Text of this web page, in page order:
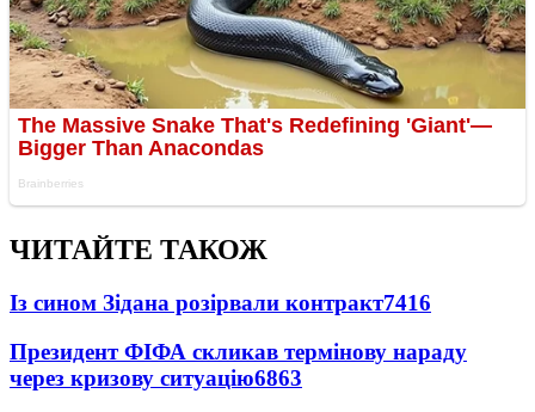
ЧИТАЙТЕ ТАКОЖ
Із сином Зідана розірвали контракт7416
Президент ФІФА скликав термінову нараду
через кризову ситуацію6863